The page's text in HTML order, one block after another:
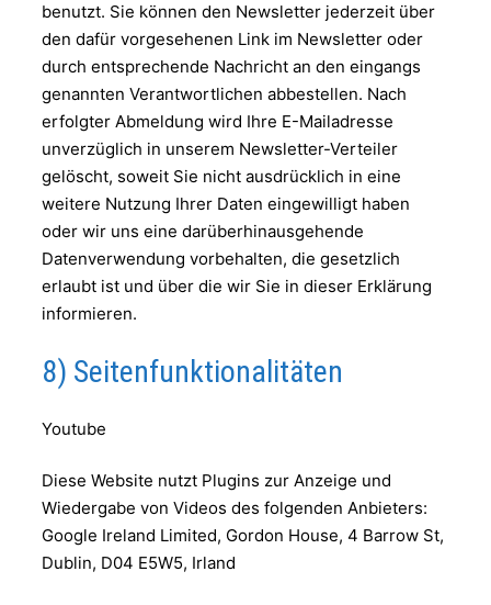
benutzt. Sie können den Newsletter jederzeit über
den dafür vorgesehenen Link im Newsletter oder
durch entsprechende Nachricht an den eingangs
genannten Verantwortlichen abbestellen. Nach
erfolgter Abmeldung wird Ihre E-Mailadresse
unverzüglich in unserem Newsletter-Verteiler
gelöscht, soweit Sie nicht ausdrücklich in eine
weitere Nutzung Ihrer Daten eingewilligt haben
oder wir uns eine darüberhinausgehende
Datenverwendung vorbehalten, die gesetzlich
erlaubt ist und über die wir Sie in dieser Erklärung
informieren.
8) Seitenfunktionalitäten
Youtube
Diese Website nutzt Plugins zur Anzeige und
Wiedergabe von Videos des folgenden Anbieters:
Google Ireland Limited, Gordon House, 4 Barrow St,
Dublin, D04 E5W5, Irland